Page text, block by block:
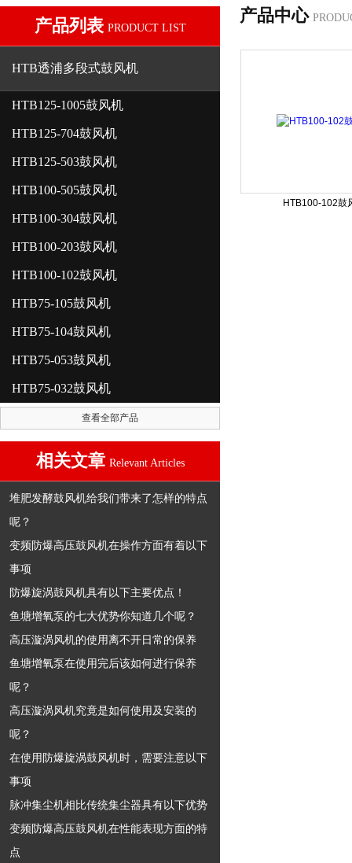
产品列表 PRODUCT LIST
HTB透浦多段式鼓风机
HTB125-1005鼓风机
HTB125-704鼓风机
HTB125-503鼓风机
HTB100-505鼓风机
HTB100-304鼓风机
HTB100-203鼓风机
HTB100-102鼓风机
HTB75-105鼓风机
HTB75-104鼓风机
HTB75-053鼓风机
HTB75-032鼓风机
查看全部产品
相关文章 Relevant Articles
堆肥发酵鼓风机给我们带来了怎样的特点
呢？
变频防爆高压鼓风机在操作方面有着以下
事项
防爆旋涡鼓风机具有以下主要优点！
鱼塘增氧泵的七大优势你知道几个呢？
高压漩涡风机的使用离不开日常的保养
鱼塘增氧泵在使用完后该如何进行保养
呢？
高压漩涡风机究竟是如何使用及安装的
呢？
在使用防爆旋涡鼓风机时，需要注意以下
事项
脉冲集尘机相比传统集尘器具有以下优势
变频防爆高压鼓风机在性能表现方面的特
点
产品中心
HTB100-102鼓